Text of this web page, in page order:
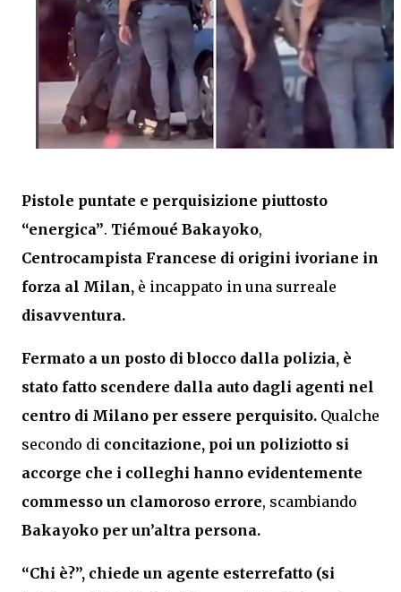
Pistole puntate e perquisizione piuttosto
“energica”. Tiémoué Bakayoko,
Centrocampista Francese di origini ivoriane in
forza al Milan, è incappato in una surreale
disavventura.
Fermato a un posto di blocco dalla polizia, è
stato fatto scendere dalla auto dagli agenti nel
centro di Milano per essere perquisito. Qualche
secondo di concitazione, poi un poliziotto si
accorge che i colleghi hanno evidentemente
commesso un clamoroso errore, scambiando
Bakayoko per un’altra persona.
“Chi è?”, chiede un agente esterrefatto (si